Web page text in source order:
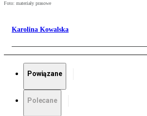
Foto: materiały prasowe
Karolina Kowalska
Powiązane
Polecane